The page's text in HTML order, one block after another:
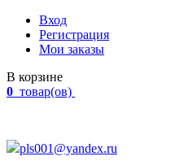
Вход
Регистрация
Мои заказы
В корзине
0 товар(ов)
pls001@yandex.ru